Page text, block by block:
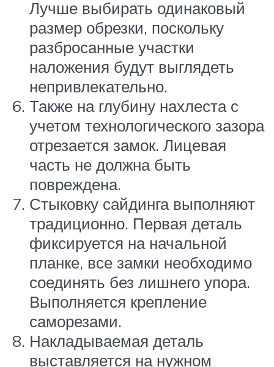
Лучше выбирать одинаковый
размер обрезки, поскольку
разбросанные участки
наложения будут выглядеть
непривлекательно.
Также на глубину нахлеста с
учетом технологического зазора
отрезается замок. Лицевая
часть не должна быть
повреждена.
Стыковку сайдинга выполняют
традиционно. Первая деталь
фиксируется на начальной
планке, все замки необходимо
соединять без лишнего упора.
Выполняется крепление
саморезами.
Накладываемая деталь
выставляется на нужном